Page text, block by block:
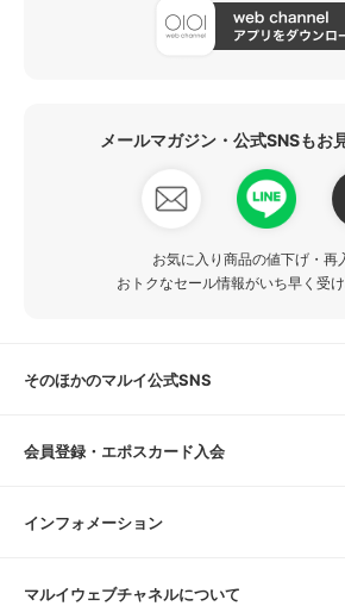
メールマガジン・公式SNSもお
お気に入り商品の値下げ・再
おトクなセール情報がいち早く受け
そのほかのマルイ公式SNS
会員登録・エポスカード入会
インフォメーション
マルイウェブチャネルについて